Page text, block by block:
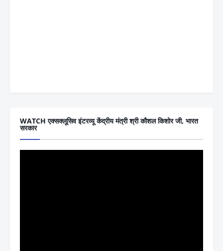
WATCH एक्सक्लूसिव इंटरव्यू केंद्रीय मंत्री श्री कौशल किशोर जी, भारत
सरकार